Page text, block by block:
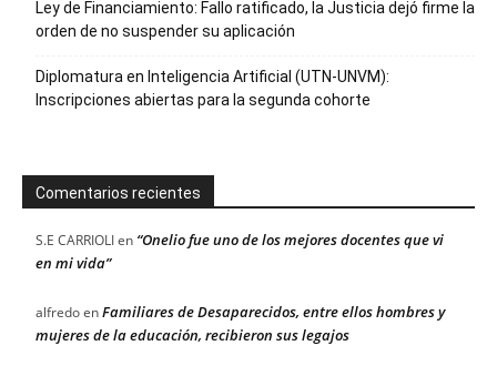
Ley de Financiamiento: Fallo ratificado, la Justicia dejó firme la
orden de no suspender su aplicación
Diplomatura en Inteligencia Artificial (UTN-UNVM):
Inscripciones abiertas para la segunda cohorte
Comentarios recientes
S.E CARRIOLIen “Onelio fue uno de los mejores docentes que vi
en mi vida”
alfredoenFamiliares de Desaparecidos, entre ellos hombres y
mujeres de la educación, recibieron sus legajos